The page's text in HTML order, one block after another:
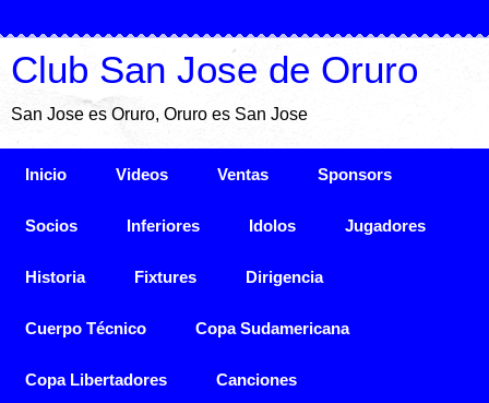
Club San Jose de Oruro
San Jose es Oruro, Oruro es San Jose
Inicio Videos Ventas Sponsors
Socios Inferiores Idolos Jugadores
Historia Fixtures Dirigencia
Cuerpo Técnico Copa Sudamericana
Copa Libertadores Canciones